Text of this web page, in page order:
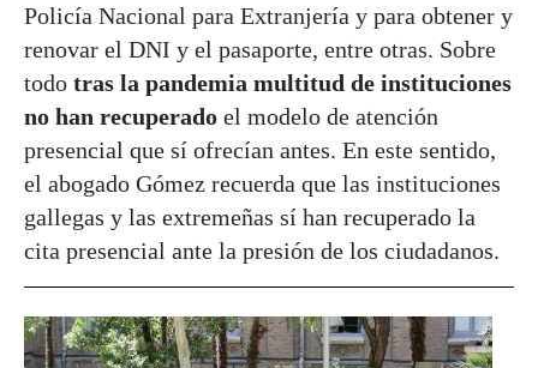
Policía Nacional para Extranjería y para obtener y
renovar el DNI y el pasaporte, entre otras. Sobre
todo tras la pandemia multitud de instituciones
no han recuperado el modelo de atención
presencial que sí ofrecían antes. En este sentido,
el abogado Gómez recuerda que las instituciones
gallegas y las extremeñas sí han recuperado la
cita presencial ante la presión de los ciudadanos.